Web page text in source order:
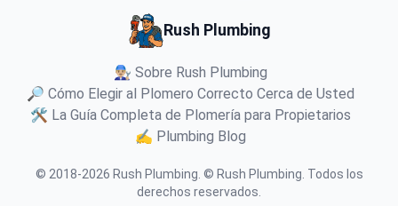
Rush Plumbing
👨🏼‍🔧 Sobre Rush Plumbing
🔎 Cómo Elegir al Plomero Correcto Cerca de Usted
🛠️ La Guía Completa de Plomería para Propietarios
✍️ Plumbing Blog
© 2018-2026 Rush Plumbing © Rush Plumbing. Todos los
derechos reservados.